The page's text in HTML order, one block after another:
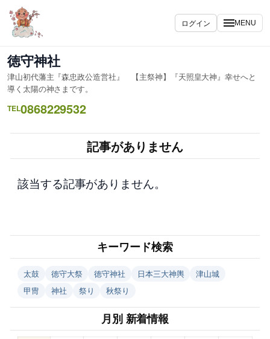
内
容
ス
キ
ッ
プ
ログイン MENU
徳守神社
津山初代藩主『森忠政公造営社』 【主祭神】『天照皇大神』幸せへと
導く太陽の神さまです。
TEL0868229532
記事がありません
該当する記事がありません。
キーワード検索
太鼓 徳守大祭 徳守神社 日本三大神輿
津山城
甲冑
神社 祭り 秋祭り
月別 新着情報